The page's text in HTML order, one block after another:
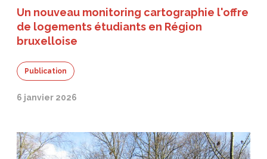
Un nouveau monitoring cartographie l'offre
de logements étudiants en Région
bruxelloise
Publication
6 janvier 2026